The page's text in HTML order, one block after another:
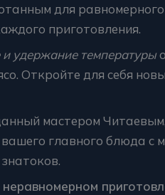
для
приготовления.
удержание температуры
Откройте для себя
мастером
вашего главного блюда с